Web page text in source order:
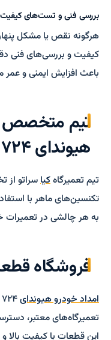
بررسی فنی و تست‌های کیفیت
هرگونه نقص یا مشکل
کیفیت و بررسی‌های فنی
باعث افزایش ایمنی و
تیم متخصص
هیوندای ۷۲۴
تیم تعمیرگاهکیاسراتو از
تکنسین‌های ماهر با
به هر چالشی در
فروشگاه
امداد خودرو هیوندای
تعمیرگاه‌های معتبر،
این قطعات با کیفیت بالا